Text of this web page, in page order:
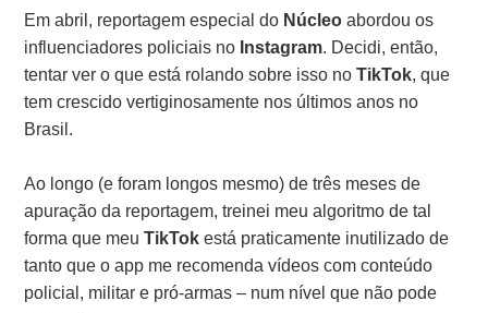
Em abril, reportagem especial do Núcleo abordou os
influenciadores policiais no Instagram. Decidi, então,
tentar ver o que está rolando sobre isso noTikTok, que
tem crescido vertiginosamente nos últimos anos no
Brasil.
Ao longo (e foram longos mesmo) de três meses de
apuração da reportagem, treinei meu algoritmo de tal
forma que meuTikTok está praticamente inutilizado de
tanto que o app me recomenda vídeos com conteúdo
policial, militar e pró-armas – num nível que não pode